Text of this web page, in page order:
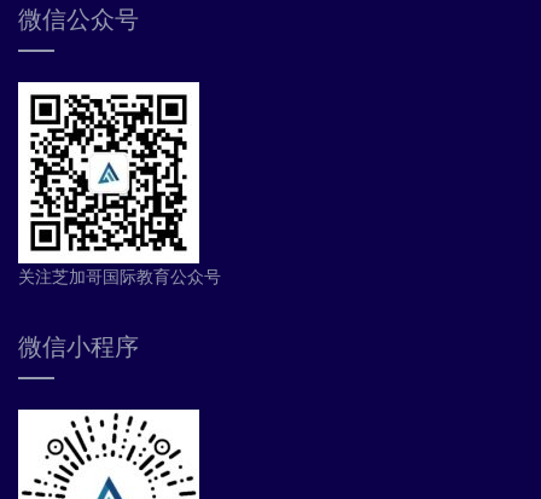
微信公众号
关注芝加哥国际教育公众号
微信小程序